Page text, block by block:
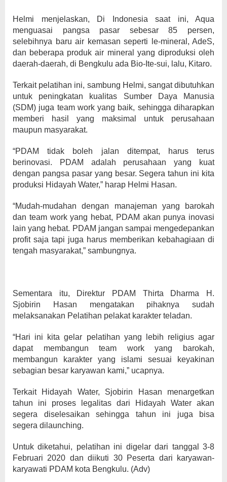
Helmi menjelaskan, Di Indonesia saat ini, Aqua
menguasai pangsa pasar sebesar 85 persen,
selebihnya baru air kemasan seperti le-mineral, AdeS,
dan beberapa produk air mineral yang diproduksi oleh
daerah-daerah, di Bengkulu ada Bio-Ite-sui, lalu, Kitaro.
Terkait pelatihan ini, sambung Helmi, sangat dibutuhkan
untuk peningkatan kualitas Sumber Daya Manusia
(SDM) juga team work yang baik, sehingga diharapkan
memberi hasil yang maksimal untuk perusahaan
maupun masyarakat.
“PDAM tidak boleh jalan ditempat, harus terus
berinovasi. PDAM adalah perusahaan yang kuat
dengan pangsa pasar yang besar. Segera tahun ini kita
produksi Hidayah Water,” harap Helmi Hasan.
“Mudah-mudahan dengan manajeman yang barokah
dan team work yang hebat, PDAM akan punya inovasi
lain yang hebat. PDAM jangan sampai mengedepankan
profit saja tapi juga harus memberikan kebahagiaan di
tengah masyarakat,” sambungnya.
Sementara itu, Direktur PDAM Thirta Dharma H.
Sjobirin Hasan mengatakan pihaknya sudah
melaksanakan Pelatihan pelakat karakter teladan.
“Hari ini kita gelar pelatihan yang lebih religius agar
dapat membangun team work yang barokah,
membangun karakter yang islami sesuai keyakinan
sebagian besar karyawan kami,” ucapnya.
Terkait Hidayah Water, Sjobirin Hasan menargetkan
tahun ini proses legalitas dari Hidayah Water akan
segera diselesaikan sehingga tahun ini juga bisa
segera dilaunching.
Untuk diketahui, pelatihan ini digelar dari tanggal 3-8
Februari 2020 dan diikuti 30 Peserta dari karyawan-
karyawati PDAM kota Bengkulu. (Adv)